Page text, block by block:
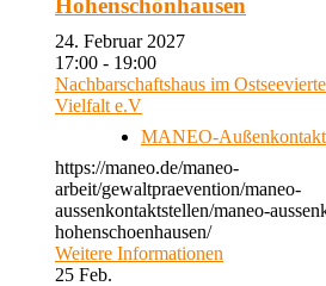
Hohenschönhausen
24. Februar 2027
17:00 - 19:00
Nachbarschaftshaus im
Vielfalt e.V
MANEO-
https://maneo.de/maneo-
arbeit/gewaltpraevention/maneo-
aussenkontaktstellen/maneo-
hohenschoenhausen/
Weitere Informationen
25 Feb.